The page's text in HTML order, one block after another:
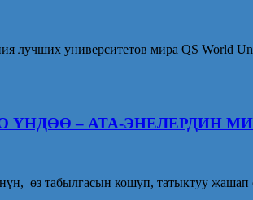
лучших университетов мира QS World
– АТА-ЭНЕЛЕРДИН
өз табылгасын кошуп, татыктуу